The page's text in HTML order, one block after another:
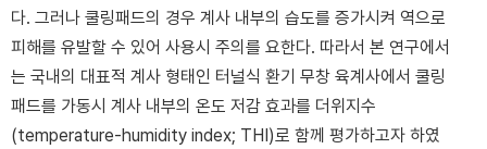
다. 그러나 쿨링패드의 경우 계사 내부의 습도를 증가시켜 역으로
피해를 유발할 수 있어 사용시 주의를 요한다. 따라서 본 연구에서
는 국내의 대표적 계사 형태인 터널식 환기 무창 육계사에서 쿨링
패드를 가동시 계사 내부의 온도 저감 효과를 더위지수
(temperature-humidity index; THI)로 함께 평가하고자 하였